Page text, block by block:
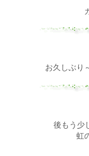
お久しぶり
後もう少
虹